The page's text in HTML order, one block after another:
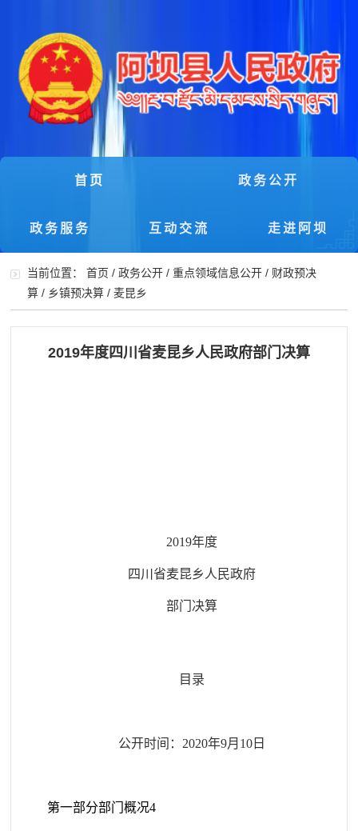
首页 政务公开
政务服务 互动交流 走进阿坝
当前位置：首页 /政务公开 /重点领域信息公开 / 财政预决
算 / 乡镇预决算 /麦昆乡
2019年度四川省麦昆乡人民政府部门决算
2019年度
四川省麦昆乡人民政府
部门决算
目录
公开时间： 2020年9月 10日
第一部分部门概况4